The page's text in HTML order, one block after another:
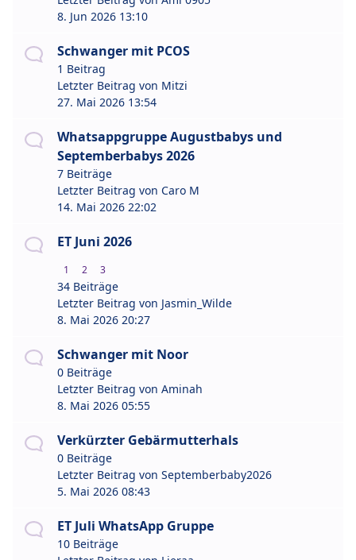
8. Jun 2026 13:10
Schwanger mit PCOS
1 Beitrag
Letzter Beitrag von Mitzi
27. Mai 2026 13:54
Whatsappgruppe Augustbabys und
Septemberbabys 2026
7 Beiträge
Letzter Beitrag von Caro M
14. Mai 2026 22:02
ET Juni 2026
1 2 3
34 Beiträge
Letzter Beitrag von Jasmin_Wilde
8. Mai 2026 20:27
Schwanger mit Noor
0 Beiträge
Letzter Beitrag von Aminah
8. Mai 2026 05:55
Verkürzter Gebärmutterhals
0 Beiträge
Letzter Beitrag von Septemberbaby2026
5. Mai 2026 08:43
ET Juli WhatsApp Gruppe
10 Beiträge